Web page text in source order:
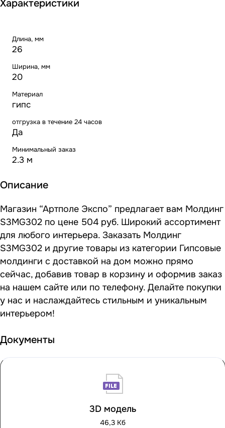
Характеристики
Длина, мм
26
Ширина, мм
20
Материал
гипс
отгрузка в течение 24 часов
Да
Минимальный заказ
2.3 м
Описание
Магазин “Артполе Экспо” предлагает вам Молдинг
S3MG302 по цене 504 руб. Широкий ассортимент
для любого интерьера. Заказать Молдинг
S3MG302 и другие товары из категории Гипсовые
молдинги с доставкой на дом можно прямо
сейчас, добавив товар в корзину и оформив заказ
на нашем сайте или по телефону. Делайте покупки
у нас и наслаждайтесь стильным и уникальным
интерьером!
Документы
3D модель
46,3 Кб